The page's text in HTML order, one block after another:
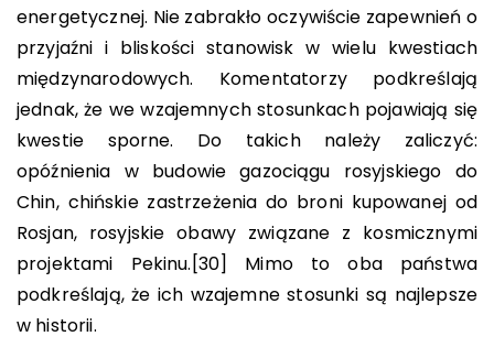
energetycznej. Nie zabrakło oczywiście zapewnień o
przyjaźni i bliskości stanowisk w wielu kwestiach
międzynarodowych. Komentatorzy podkreślają
jednak, że we wzajemnych stosunkach pojawiają się
kwestie sporne. Do takich należy zaliczyć:
opóźnienia w budowie gazociągu rosyjskiego do
Chin, chińskie zastrzeżenia do broni kupowanej od
Rosjan, rosyjskie obawy związane z kosmicznymi
projektami Pekinu. [30]
Mimo to oba państwa
podkreślają, że ich wzajemne stosunki są najlepsze
w historii.